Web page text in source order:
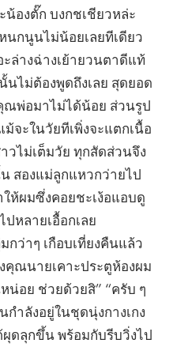
น้องตั๊ก บงกชเชียวหล่ะ
นกนูนไม่น้อยเลยทีเดียว
ล่างฉ่างเย้ายวนตาดีแท้
ไม่ต้องพูดถึงเลย สุดยอด
ณพ่อมาไม่ได้น้อย ส่วนรูป
จะในวัยทีเพิ่งจะแตกเนื้อ
วไม่เต็มวัย ทุกสัดส่วนจึง
สองแม่ลูกแหวกว่ายไป
ห้ผมซึ่งคอยชะเง้อแอบดู
หลายเอื้อกเลย
ว่าๆ เกือบเที่ยงคืนแล้ว
คุณนายเคาะประตูห้องผม
น่อย ช่วยด้วยสิ” “ครับ ๆ
ำลังอยู่ในชุดนุ่งกางเกง
ดลุกขึ้น พร้อมกับรีบวิ่งไป